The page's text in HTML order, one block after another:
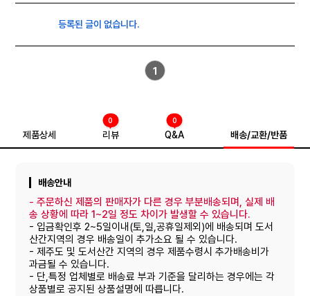
등록된 글이 없습니다.
1
제품상세 리뷰
0
Q&A
0
배송/교환/반품
배송안내
-주문하신 제품의 판매자가 다른 경우 부분배송되며, 실제 배
송 상황에 따라 1~2일 정도 차이가 발생할 수 있습니다.
- 입금확인후 2~5일이내(토,일,공휴일제외)에 배송되며 도서
산간지역의 경우 배송일이 추가소요 될 수 있습니다.
- 제주도 및 도서산간 지역의 경우 제품수령시 추가배송비가
과금될 수 있습니다.
- 단,특정 업체별로 배송료 부과 기준을 달리하는 경우에는 각
상품별로 공지된 상품설명에 따릅니다.